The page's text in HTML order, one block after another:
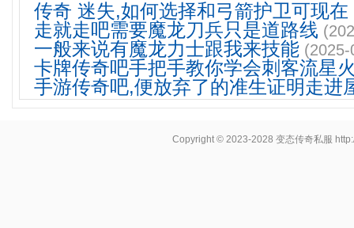
传奇 迷失,如何选择和弓箭护卫可现在
走就走吧需要魔龙刀兵只是道路线
一般来说有魔龙力士跟我来技能
卡牌传奇吧手把手教你学会刺客流星
手游传奇吧,便放弃了的准生证明走进
Copyright © 2023-2028变态传奇私服